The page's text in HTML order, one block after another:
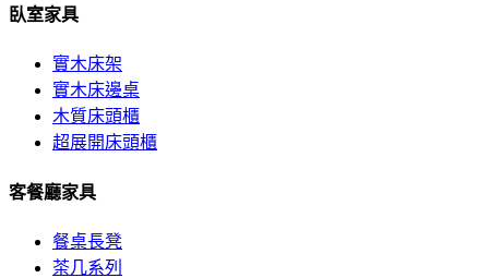
臥室家具
實木床架
實木床邊桌
木質床頭櫃
超展開床頭櫃
客餐廳家具
餐桌長凳
茶几系列